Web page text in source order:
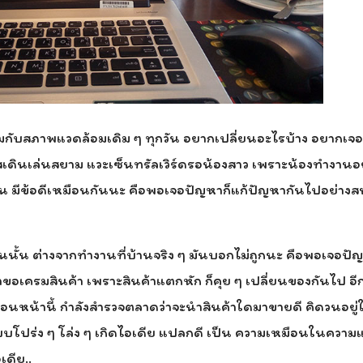
กับสภาพแวดล้อมเดิม ๆ ทุกวัน อยากเปลี่ยนอะไรบ้าง อยากเ
ดินเล่นสยาม แวะเซ็นทรัลเวิร์ดรอน้องสาว เพราะน้องทำงา
มีข้อดีเหมือนกันนะ คือพอเจอปัญหาก็แก้ปัญหากันไปอย่างส
นั้น ต่างจากทำงานที่บ้านจริง ๆ มันบอกไม่ถูกนะ คือพอเจอ
อเครมสินค้า เพราะสินค้าแตกหัก ก็คุย ๆ เปลี่ยนของกันไป อี
หน้านี้ กำลังสำรวจตลาดว่าจะนำสินค้าใดมาขายดี คิดวนอ
ปร่ง ๆ โล่ง ๆ เกิดไอเดีย แปลกดี เป็น ความเหมือนในความ
ดีย..